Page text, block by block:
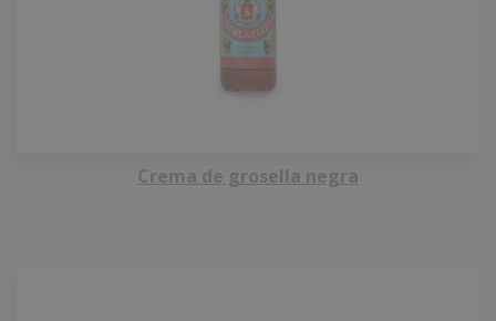
Crema de grosella negra